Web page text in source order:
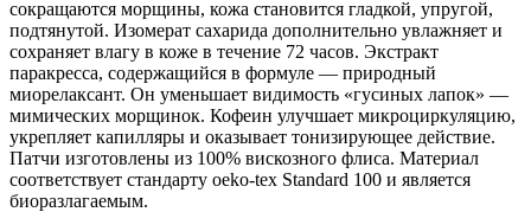
сокращаются морщины, кожа становится гладкой, упругой,
подтянутой. Изомерат сахарида дополнительно увлажняет и
сохраняет влагу в коже в течение 72 часов. Экстракт
паракресса, содержащийся в формуле ― природный
миорелаксант. Он уменьшает видимость «гусиных лапок» ―
мимических морщинок. Кофеин улучшает микроциркуляцию,
укрепляет капилляры и оказывает тонизирующее действие.
Патчи изготовлены из 100% вискозного флиса. Материал
соответствует стандарту oeko-tex Standard 100 и является
биоразлагаемым.